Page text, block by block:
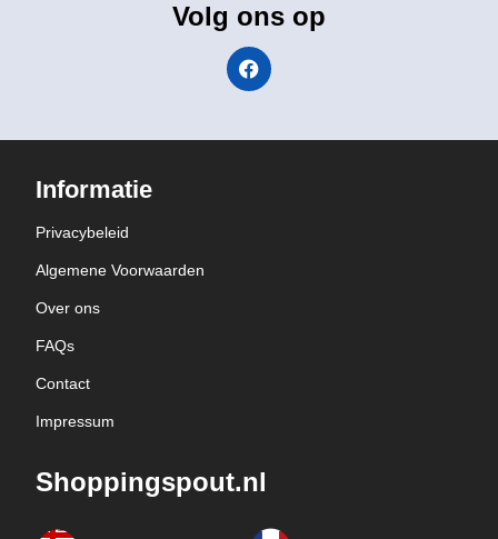
Volg ons op
Informatie
Privacybeleid
Algemene Voorwaarden
Over ons
FAQs
Contact
Impressum
Shoppingspout.nl